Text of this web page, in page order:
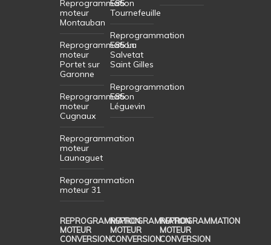
Reprogrammation
moteur
Montauban
Reprogrammation
moteur
Portet sur
Garonne
Reprogrammation
moteur
Cugnaux
Reprogrammation
moteur
Launaguet
Reprogrammation
moteur 31
E85
Tournefeuille
Reprogrammation
E85 La
Salvetat
Saint Gilles
Reprogrammation
E85
Léguevin
REPROGRAMMATION
MOTEUR
CONVERSION
REPROGRAMMATION
MOTEUR
CONVERSION
REPROGRAMMATION
MOTEUR
CONVERSION